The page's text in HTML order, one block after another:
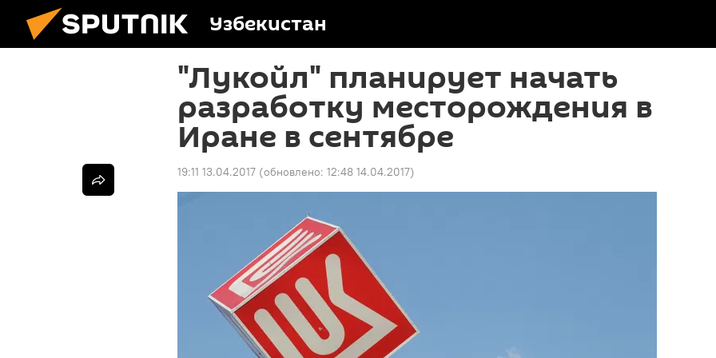
Узбекистан
"Лукойл" планирует начать
разработку месторождения в
Иране в сентябре
19:11 13.04.2017 (обновлено: 12:48 14.04.2017)